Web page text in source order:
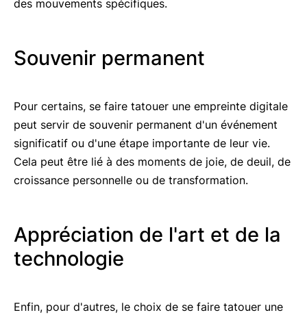
des mouvements spécifiques.
Souvenir permanent
Pour certains, se faire tatouer une empreinte digitale
peut servir de souvenir permanent d'un événement
significatif ou d'une étape importante de leur vie.
Cela peut être lié à des moments de joie, de deuil, de
croissance personnelle ou de transformation.
Appréciation de l'art et de la
technologie
Enfin, pour d'autres, le choix de se faire tatouer une